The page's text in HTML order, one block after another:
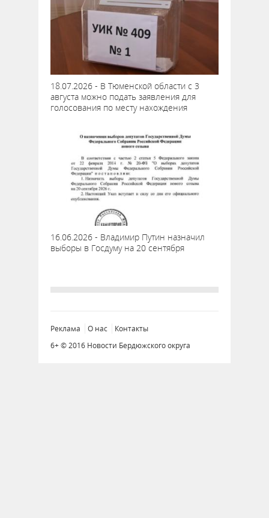
18.07.2026 - В Тюменской области с 3
августа можно подать заявления для
голосования по месту нахождения
16.06.2026 - Владимир Путин назначил
выборы в Госдуму на 20 сентября
Реклама О нас
Контакты
6+ © 2016 Новости Бердюжского округа